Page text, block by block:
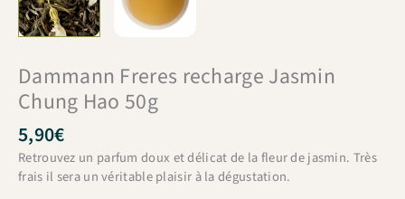
Dammann Freres recharge Jasmin
Chung Hao 50g
5,90€
Retrouvez un parfum doux et délicat de la fleur de jasmin. Très
frais il sera un véritable plaisir à la dégustation.